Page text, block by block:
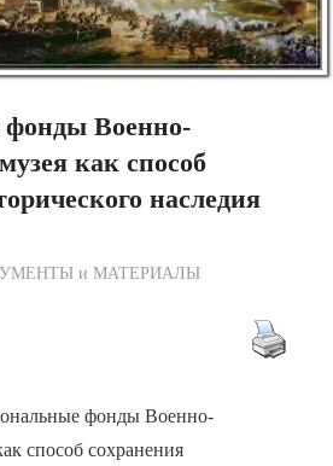
Военно-
как способ
наследия
по Редакции
и МАТЕРИАЛЫ
фонды Военно-
способ сохранения